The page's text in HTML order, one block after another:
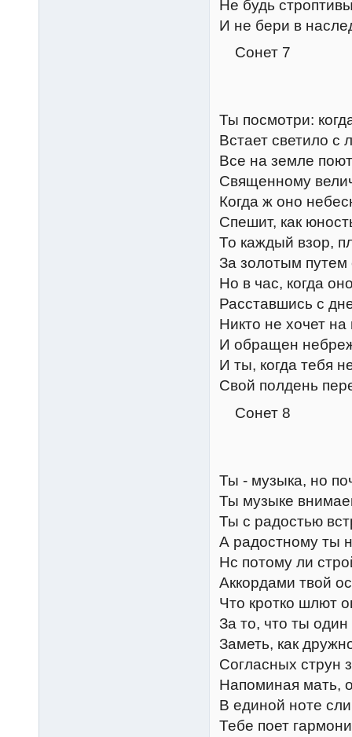
Не будь
И не бери в
Сонет 7
Ты посмотри:
Встает светило с
Все на земле
Священному
Когда ж оно
Спешит, как
То каждый взор,
За золотым путем
Но в час, когда
Расставшись с
Никто не хочет на
И обращен
И ты, когда тебя
Свой полдень
Сонет 8
Ты - музыка, но
Ты музыке
Ты с радостью
А радостному ты
Нс потому ли
Аккордами твой
Что кротко шлют
За то, что ты
Заметь, как
Согласных струн
Напоминая мать,
В единой ноте
Тебе поет